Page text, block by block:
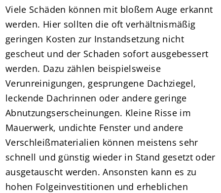
Viele Schäden können mit bloßem Auge erkannt
werden. Hier sollten die oft verhältnismäßig
geringen Kosten zur Instandsetzung nicht
gescheut und der Schaden sofort ausgebessert
werden. Dazu zählen beispielsweise
Verunreinigungen, gesprungene Dachziegel,
leckende Dachrinnen oder andere geringe
Abnutzungserscheinungen. Kleine Risse im
Mauerwerk, undichte Fenster und andere
Verschleißmaterialien können meistens sehr
schnell und günstig wieder in Stand gesetzt oder
ausgetauscht werden. Ansonsten kann es zu
hohen Folgeinvestitionen und erheblichen